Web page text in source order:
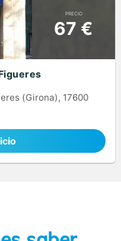
PRECIO
67 €
(Girona), 17600